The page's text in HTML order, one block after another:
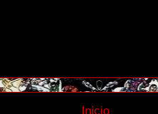
Inicio